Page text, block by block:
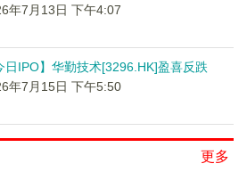
年7月13日 下午4:07
日IPO】华勤技术[3296.HK]盈喜反跌
年7月15日 下午5:50
更多